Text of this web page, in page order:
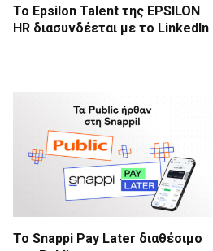
Το Epsilon Talent της EPSILON
HR διασυνδέεται με το LinkedIn
Το Snappi Pay Later διαθέσιμο